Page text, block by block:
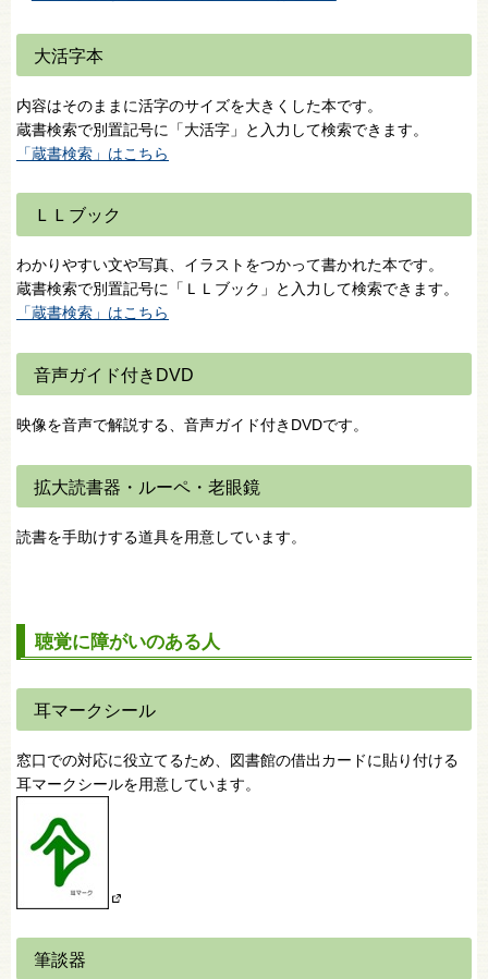
大活字本
内容はそのままに活字のサイズを大きくした本です。
蔵書検索で別置記号に「大活字」と入力して検索できます。
「蔵書検索」はこちら
ＬＬブック
わかりやすい文や写真、イラストをつかって書かれた本です。
蔵書検索で別置記号に「ＬＬブック」と入力して検索できます。
「蔵書検索」はこちら
音声ガイド付きDVD
映像を音声で解説する、音声ガイド付きDVDです。
拡大読書器・ルーペ・老眼鏡
読書を手助けする道具を用意しています。
聴覚に障がいのある人
耳マークシール
窓口での対応に役立てるため、図書館の借出カードに貼り付ける
耳マークシールを用意しています。
筆談器